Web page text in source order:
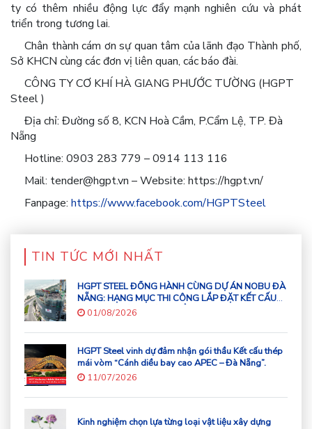
ty có thêm nhiều động lực đẩy mạnh nghiên cứu và phát
triển trong tương lai.
Chân thành cám ơn sự quan tâm của lãnh đạo Thành phố,
Sở KHCN cùng các đơn vị liên quan, các báo đài.
CÔNG TY CƠ KHÍ HÀ GIANG PHƯỚC TƯỜNG (HGPT
Steel )
Địa chỉ: Đường số 8, KCN Hoà Cầm, P.Cẩm Lệ, TP. Đà
Nẵng
Hotline: 0903 283 779 – 0914 113 116
Mail: tender@hgpt.vn – Website: https://hgpt.vn/
Fanpage: https://www.facebook.com/HGPTSteel
TIN TỨC MỚI NHẤT
HGPT STEEL ĐỒNG HÀNH CÙNG DỰ ÁN NOBU ĐÀ
NẴNG: HẠNG MỤC THI CÔNG LẮP ĐẶT KẾT CẤU
THÉP CHO TÒA NHÀ 43 TẦNG
01/08/2026
HGPT Steel vinh dự đảm nhận gói thầu Kết cấu thép
mái vòm “Cánh diều bay cao APEC – Đà Nẵng”.
11/07/2026
Kinh nghiệm chọn lựa từng loại vật liệu xây dựng